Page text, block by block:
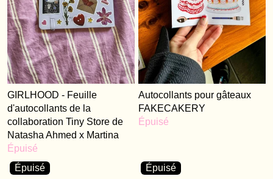
GIRLHOOD - Feuille
d'autocollants de la
collaboration Tiny Store de
Natasha Ahmed x Martina
Épuisé
Autocollants pour gâteaux
FAKECAKERY
Épuisé
Épuisé Épuisé